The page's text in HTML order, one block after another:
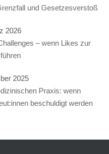
und Gesetzesverstoß
2026
– wenn Likes zur
2025
Praxis: wenn
beschuldigt werden